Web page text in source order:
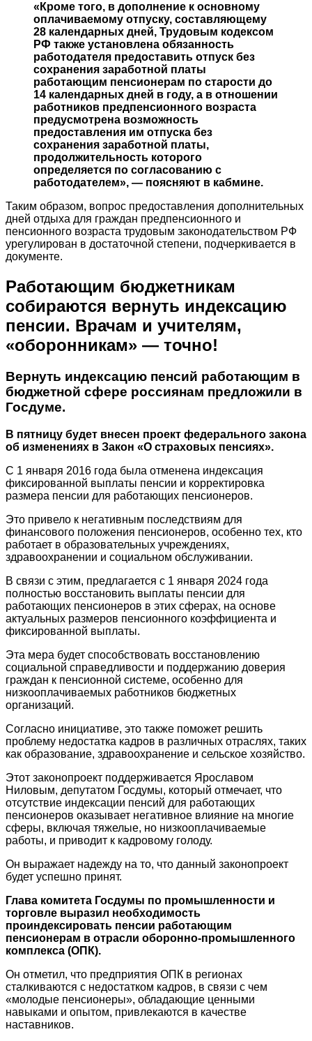
«Кроме того, в дополнение к основному
оплачиваемому отпуску, составляющему
28 календарных дней, Трудовым кодексом
РФ также установлена обязанность
работодателя предоставить отпуск без
сохранения заработной платы
работающим пенсионерам по старости до
14 календарных дней в году, а в отношении
работников предпенсионного возраста
предусмотрена возможность
предоставления им отпуска без
сохранения заработной платы,
продолжительность которого
определяется по согласованию с
работодателем», — поясняют в кабмине.
Таким образом, вопрос предоставления дополнительных
дней отдыха для граждан предпенсионного и
пенсионного возраста трудовым законодательством РФ
урегулирован в достаточной степени, подчеркивается в
документе.
Работающим бюджетникам
собираются вернуть индексацию
пенсии. Врачам и учителям,
«оборонникам» — точно!
Вернуть индексацию пенсий работающим в
бюджетной сфере россиянам предложили в
Госдуме.
В пятницу будет внесен проект федерального закона
об изменениях в Закон «О страховых пенсиях».
С 1 января 2016 года была отменена индексация
фиксированной выплаты пенсии и корректировка
размера пенсии для работающих пенсионеров.
Это привело к негативным последствиям для
финансового положения пенсионеров, особенно тех, кто
работает в образовательных учреждениях,
здравоохранении и социальном обслуживании.
В связи с этим, предлагается с 1 января 2024 года
полностью восстановить выплаты пенсии для
работающих пенсионеров в этих сферах, на основе
актуальных размеров пенсионного коэффициента и
фиксированной выплаты.
Эта мера будет способствовать восстановлению
социальной справедливости и поддержанию доверия
граждан к пенсионной системе, особенно для
низкооплачиваемых работников бюджетных
организаций.
Согласно инициативе, это также поможет решить
проблему недостатка кадров в различных отраслях, таких
как образование, здравоохранение и сельское хозяйство.
Этот законопроект поддерживается Ярославом
Ниловым, депутатом Госдумы, который отмечает, что
отсутствие индексации пенсий для работающих
пенсионеров оказывает негативное влияние на многие
сферы, включая тяжелые, но низкооплачиваемые
работы, и приводит к кадровому голоду.
Он выражает надежду на то, что данный законопроект
будет успешно принят.
Глава комитета Госдумы по промышленности и
торговле выразил необходимость
проиндексировать пенсии работающим
пенсионерам в отрасли оборонно-промышленного
комплекса (ОПК).
Он отметил, что предприятия ОПК в регионах
сталкиваются с недостатком кадров, в связи с чем
«молодые пенсионеры», обладающие ценными
навыками и опытом, привлекаются в качестве
наставников.